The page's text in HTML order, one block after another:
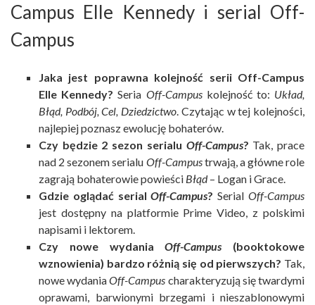
Campus Elle Kennedy i serial Off-
Campus
Jaka jest poprawna kolejność serii Off-Campus
Elle Kennedy? Seria Off-Campuskolejność to: Układ,
Błąd, Podbój, Cel, Dziedzictwo. Czytając w tej kolejności,
najlepiej poznasz ewolucję bohaterów.
Czy będzie 2 sezon serialu Off-Campus? Tak, prace
nad 2 sezonem serialu Off-Campustrwają, a główne role
zagrają bohaterowie powieści Błąd– Logan i Grace.
Gdzie oglądać serialOff-Campus? Serial Off-Campus
jest dostępny na platformie Prime Video, z polskimi
napisami i lektorem.
Czy nowe wydaniaOff-Campus (booktokowe
wznowienia) bardzo różnią się od pierwszych? Tak,
nowe wydaniaOff-Campus charakteryzują się twardymi
oprawami, barwionymi brzegami i nieszablonowymi